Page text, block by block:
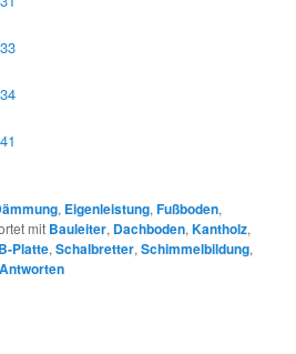
, Eigenleistung,Fußboden,
mit Bauleiter, Dachboden,Kantholz,
Platte,Schalbretter,Schimmelbildung,
Antworten